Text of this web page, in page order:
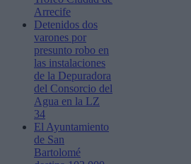
Arrecife
Detenidos dos
varones por
presunto robo en
las instalaciones
de la Depuradora
del Consorcio del
Agua en la LZ
34
El Ayuntamiento
de San
Bartolomé